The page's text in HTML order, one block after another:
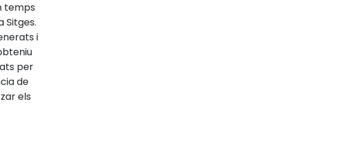
temps
Sitges.
i
per
de
els